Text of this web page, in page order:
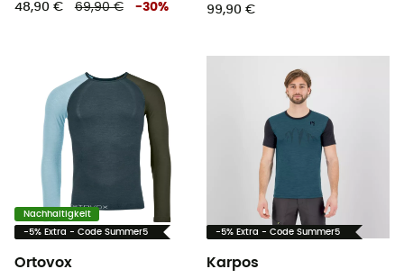
48,90 € 69,90 € -30% 99,90 €
Nachhaltigkeit
-5% Extra - Code Summer5
Ortovox
-5% Extra - Code Summer5
Karpos